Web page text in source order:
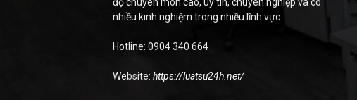
nhiều kinh nghiệm trong nhiều lĩnh vực.
Hotline: 0904 340 664
Website: https://luatsu24h.net/